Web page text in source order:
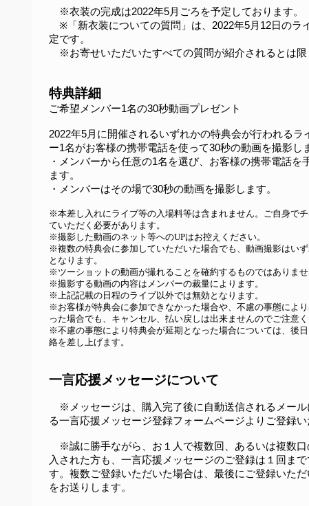
※衣装の完成は2022年5月ごろを予定しております。
※「新衣装についての質問」は、2022年5月12日のラ
定です。
※お寄せいただいたすべての質問が紹介されるとは限
特典詳細
ご希望メンバー1名の30秒動画プレゼント
2022年5月に開催されるいずれかの特典会が行われるラ
ー1名がお客様の携帯電話を使って30秒の動画を撮影し
・メンバーから任意の1名を選び、お客様の携帯電話を
ます。
・メンバーはその場で30秒の動画を撮影します。
※本差し入れにライブ等の入場料等は含まれません。ご自身で
ていただく必要があります。
※撮影した動画のネット等へのUPはお控えください。
※複数の特典会に参加していただいた場合でも、動画撮影はい
となります。
※ツーショットの動画が撮れることを確約するものではありませ
※撮影する動画の内容はメンバーの裁量によります。
※上記記載の日程のライブ以外では無効となります。
※お客様が特典会に参加できなかった場合や、不慮の事態によ
った場合でも、キャンセル、払い戻しは出来ませんのでご注意く
※不慮の事態により特典会が延期となった場合については、後
絡を差し上げます。
一言応援メッセージについて
※メッセージは、購入完了後に自動送信されるメール
る一言応援メッセージ登録フォームページよりご登録い
※誠に勝手ながら、お１人で複数回、あるいは複数口
入された方も、一言応援メッセージのご登録は１回ま
す。複数ご登録いただいた場合は、最後にご登録いた
をお送りします。